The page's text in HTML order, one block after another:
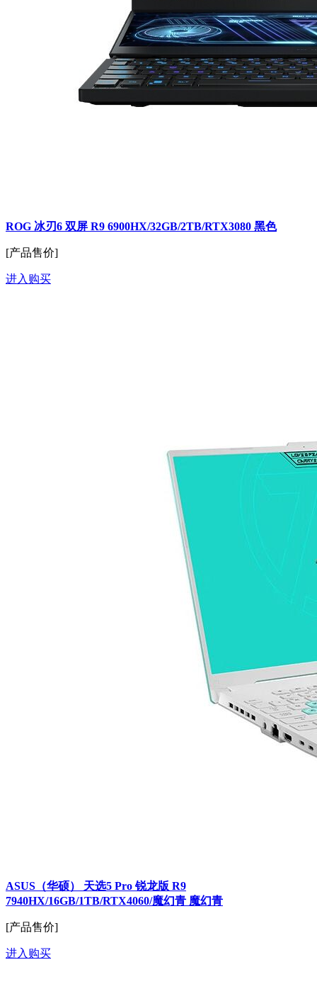
ROG 冰刃6 双屏 R9 6900HX/32GB/2TB/RTX3080 黑色
[产品售价]
进入购买
ASUS（华硕） 天选5 Pro 锐龙版 R9
7940HX/16GB/1TB/RTX4060/魔幻青 魔幻青
[产品售价]
进入购买